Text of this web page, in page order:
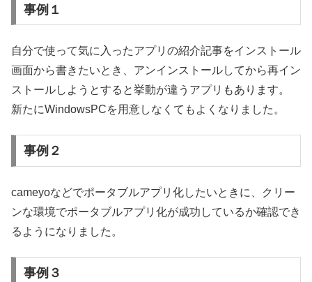
事例１
自分で使って気に入ったアプリの紹介記事をインストール
画面から書きたいとき、アンインストールしてから再イン
ストールしようとすると挙動が違うアプリもあります。
新たにWindowsPCを用意しなくてもよくなりました。
事例２
cameyoなどでポータブルアプリ化したいときに、クリー
ンな環境でポータブルアプリ化が成功しているか確認でき
るようになりました。
事例３